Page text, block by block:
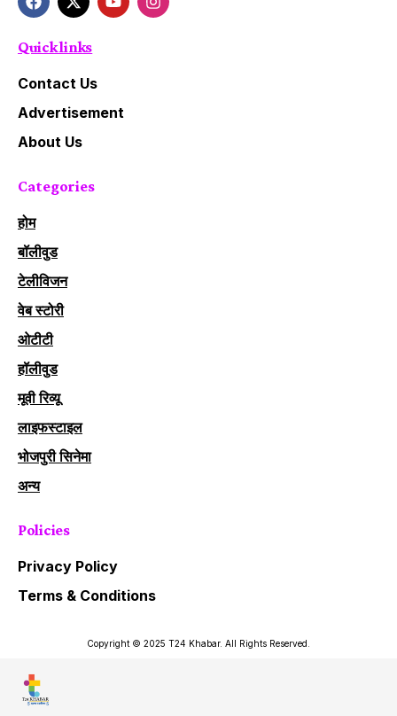
Quick links
Contact Us
Advertisement
About Us
Categories
होम
बॉलीवुड
टेलीविजन
वेब स्टोरी
ओटीटी
हॉलीवुड
मूवी रिव्यू
लाइफस्टाइल
भोजपुरी सिनेमा
अन्य
Policies
Privacy Policy
Terms & Conditions
Copyright © 2025 T24 Khabar. All Rights Reserved.